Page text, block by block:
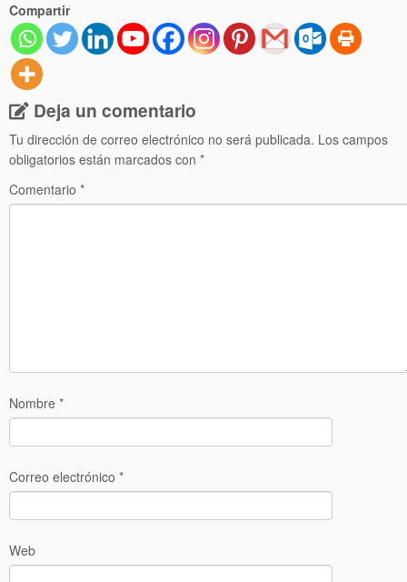
Compartir
Deja un comentario
Tu dirección de correo electrónico no será publicada. Los campos
obligatorios están marcados con *
Comentario *
Nombre *
Correo electrónico *
Web